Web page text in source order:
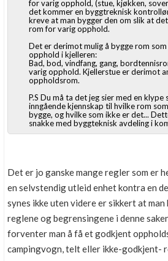
for varig opphold, (stue, kjøkken,
det kommer en byggtreknisk
kreve at man bygger den om slik at
rom for varig opphold.
Det er derimot mulig å bygge rom
opphold i kjelleren:
Bad, bod, vindfang, gang,
varig opphold. Kjellerstue er derimot
oppholdsrom.
P.S Du må ta det jeg sier med en klype
inngående kjennskap til hvilke rom
bygge, og hvilke som ikke er det...
snakke med byggteknisk avdeling i
Det er jo ganske mange regler som er
en selvstendig utleid enhet kontra en
synes ikke uten videre er sikkert at man
reglene og begrensingene i denne
forventer man å få et godkjent
campingvogn, telt eller ikke-godkjent-